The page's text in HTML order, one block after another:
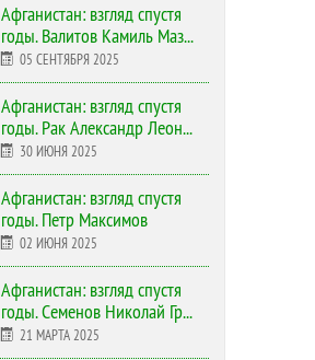
Афганистан: взгляд спустя
годы. Валитов Камиль Маз...
05 СЕНТЯБРЯ 2025
Афганистан: взгляд спустя
годы. Рак Александр Леон...
30 ИЮНЯ 2025
Афганистан: взгляд спустя
годы. Петр Максимов
02 ИЮНЯ 2025
Афганистан: взгляд спустя
годы. Семенов Николай Гр...
21 МАРТА 2025